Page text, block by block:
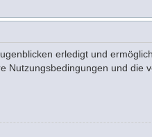
erledigt und
und die